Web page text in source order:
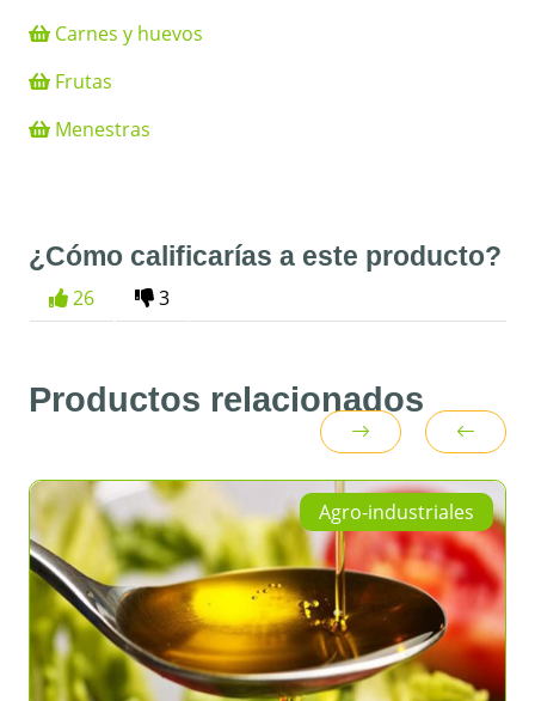
Carnes y huevos
Frutas
Menestras
¿Cómo calificarías a este producto?
26 3
Productos relacionados
Agro-industriales